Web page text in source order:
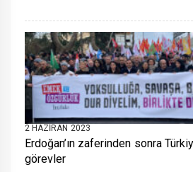
2 HAZIRAN 2023
Erdoğan’ın zaferinden sonra
görevler